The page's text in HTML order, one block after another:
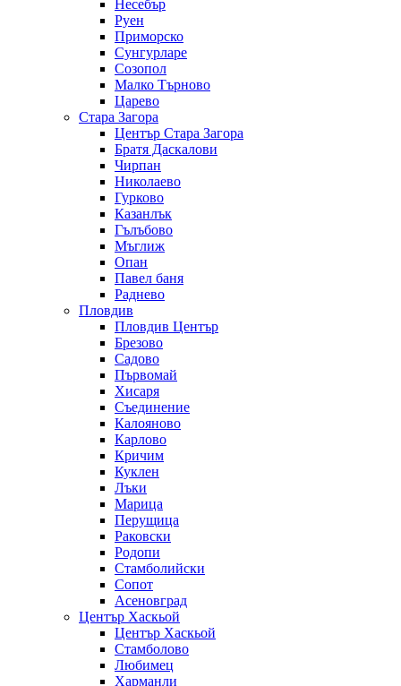
Несебър
Руен
Приморско
Сунгурларе
Созопол
Малко Търново
Царево
Стара Загора
Център Стара Загора
Братя Даскалови
Чирпан
Николаево
Гурково
Казанлък
Гълъбово
Мъглиж
Опан
Павел баня
Раднево
Пловдив
Пловдив Център
Брезово
Садово
Първомай
Хисаря
Съединение
Калояново
Карлово
Кричим
Куклен
Лъки
Марица
Перущица
Раковски
Родопи
Стамболийски
Сопот
Асеновград
Център Хаскьой
Център Хаскьой
Стамболово
Любимец
Харманли